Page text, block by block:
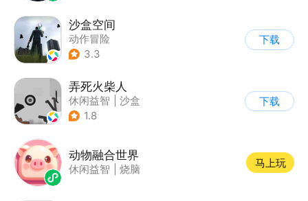
沙盒空间
动作冒险
| 第一人称射击
3.3
下载
弄死火柴人
休闲益智
沙盒
| 火柴人
1.8
下载
动物融合世界
休闲益智 烧脑
马上玩